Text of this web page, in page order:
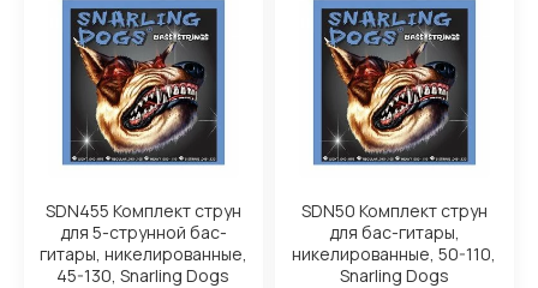
SDN455 Комплект струн
для 5-струнной бас-
гитары, никелированные,
45-130, Snarling Dogs
SDN50 Комплект струн
для бас-гитары,
никелированные, 50-110,
Snarling Dogs